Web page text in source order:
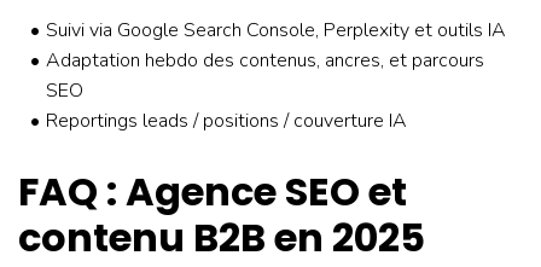
Suivi via Google Search Console, Perplexity et outils IA
Adaptation hebdo des contenus, ancres, et parcours
SEO
Reportings leads / positions / couverture IA
FAQ : Agence SEO et
contenu B2B en 2025